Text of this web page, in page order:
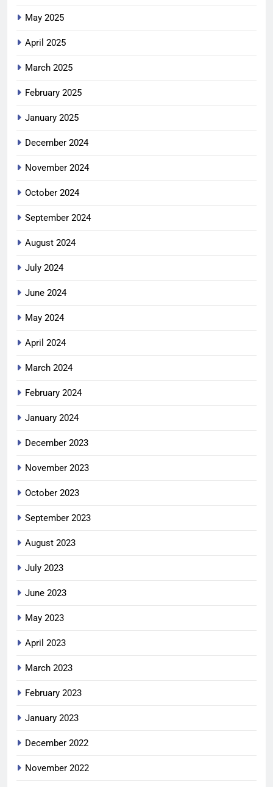
May 2025
April 2025
March 2025
February 2025
January 2025
December 2024
November 2024
October 2024
September 2024
August 2024
July 2024
June 2024
May 2024
April 2024
March 2024
February 2024
January 2024
December 2023
November 2023
October 2023
September 2023
August 2023
July 2023
June 2023
May 2023
April 2023
March 2023
February 2023
January 2023
December 2022
November 2022